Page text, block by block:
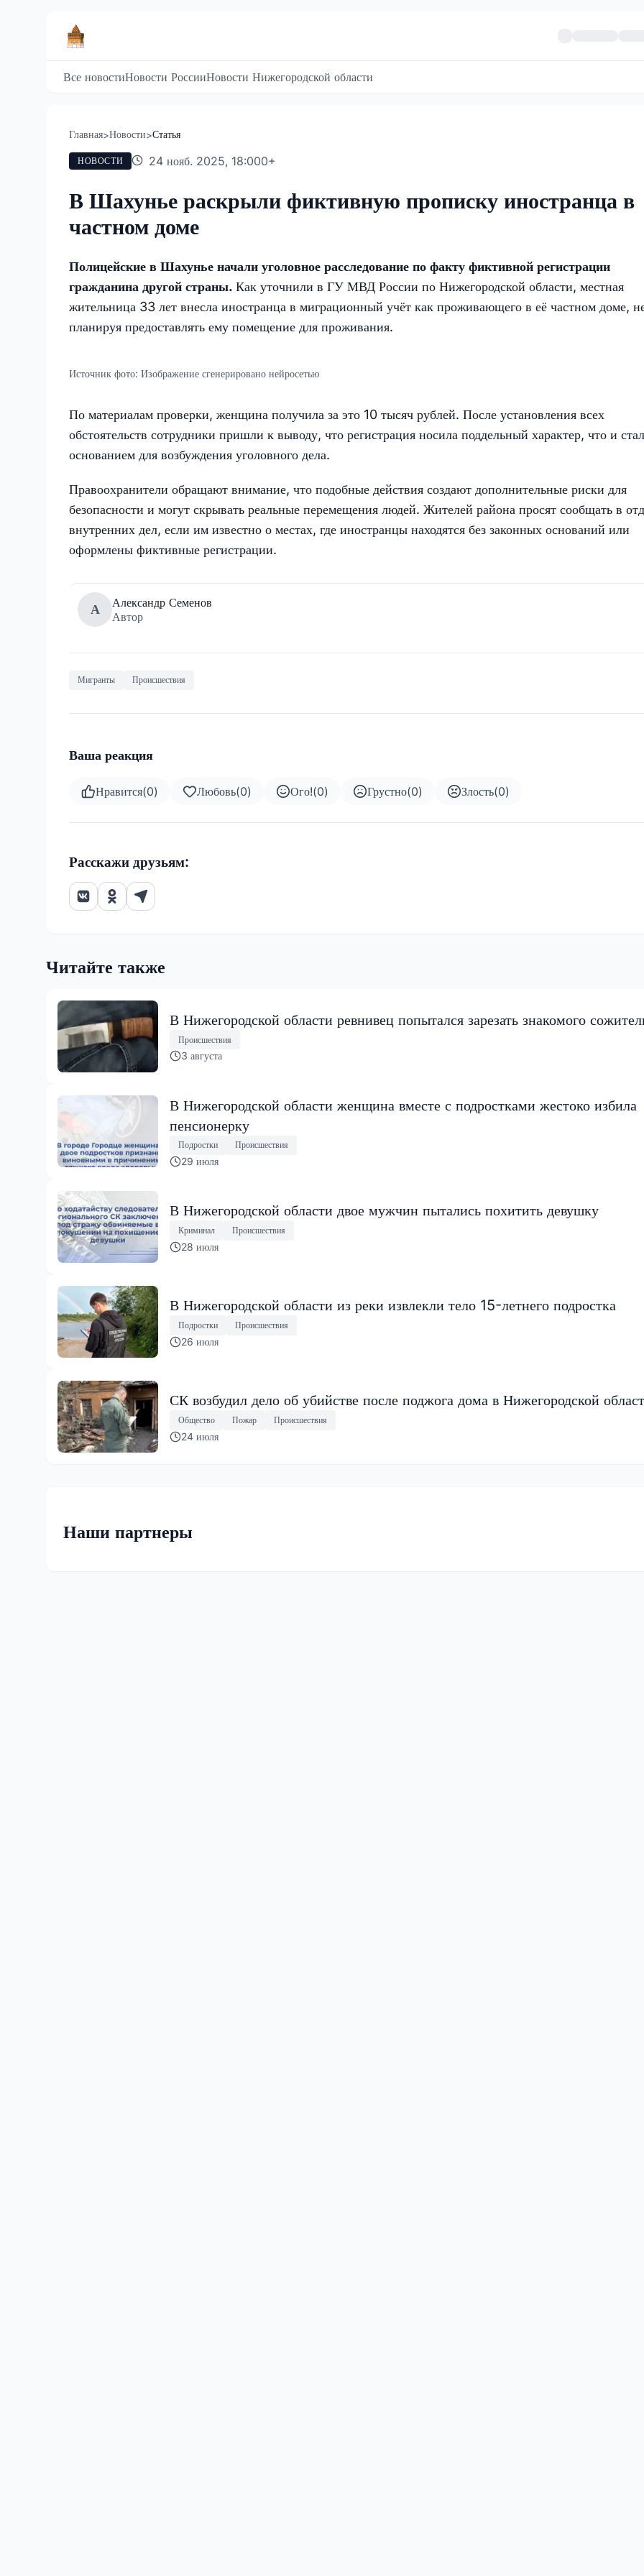
Все новостиНовости РоссииНовости Нижегородской области
Главная>Новости>Статья
НОВОСТИ 24 нояб. 2025, 18:000+
В Шахунье раскрыли фиктивную прописку иностранца в
частном доме
Полицейские в Шахунье начали уголовное расследование по факту фиктивной регистрации
гражданина другой страны. Как уточнили в ГУ МВД России по Нижегородской области, местная
жительница 33 лет внесла иностранца в миграционный учёт как проживающего в её частном доме,
планируя предоставлять ему помещение для проживания.
Источник фото: Изображение сгенерировано нейросетью
По материалам проверки, женщина получила за это 10 тысяч рублей. После установления всех
обстоятельств сотрудники пришли к выводу, что регистрация носила поддельный характер, что и
основанием для возбуждения уголовного дела.
Правоохранители обращают внимание, что подобные действия создают дополнительные риски для
безопасности и могут скрывать реальные перемещения людей. Жителей района просят сообщать в
внутренних дел, если им известно о местах, где иностранцы находятся без законных оснований или
оформлены фиктивные регистрации.
А
Александр Семенов
Автор
Мигранты Происшествия
Ваша реакция
Нравится(0) Любовь(0) Ого!(0) Грустно(0) Злость(0)
Расскажи друзьям:
Читайте также
В Нижегородской области ревнивец попытался зарезать знакомого
Происшествия
3 августа
В Нижегородской области женщина вместе с подростками жестоко избила
пенсионерку
Подростки Происшествия
29 июля
В Нижегородской области двое мужчин пытались похитить девушку
Криминал Происшествия
28 июля
В Нижегородской области из реки извлекли тело 15-летнего подростка
Подростки Происшествия
26 июля
СК возбудил дело об убийстве после поджога дома в Нижегородской
Общество Пожар Происшествия
24 июля
Наши партнеры